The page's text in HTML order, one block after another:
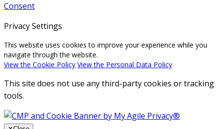
Consent
Privacy Settings
This website uses cookies to improve your experience while you
navigate through the website.
View the Cookie Policy View the Personal Data Policy
This site does not use any third-party cookies or tracking
tools.